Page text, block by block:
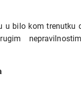
u bilo kom